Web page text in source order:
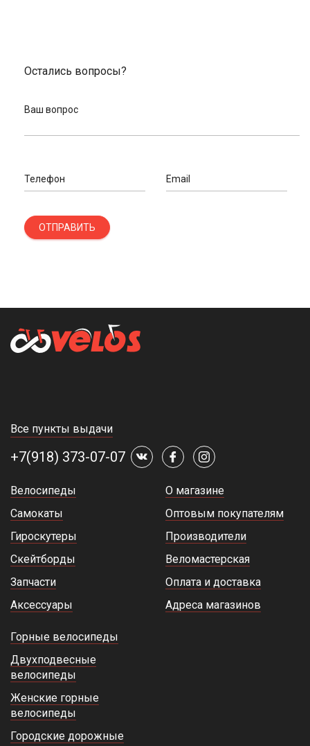
Остались вопросы?
Ваш вопрос
Телефон Email
ОТПРАВИТЬ
Все пункты выдачи
+7(918) 373-07-07
Велосипеды
Самокаты
Гироскутеры
Скейтборды
Запчасти
Аксессуары
О магазине
Оптовым покупателям
Производители
Веломастерская
Оплата и доставка
Адреса магазинов
Горные велосипеды
Двухподвесные
велосипеды
Женские горные
велосипеды
Городские дорожные